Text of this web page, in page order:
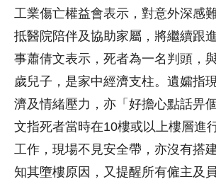
工業傷亡權益會表示，對意外深感
抵醫院陪伴及協助家屬，將繼續跟
事蕭倩文表示，死者為一名判頭，
歲兒子，是家中經濟支柱。遺孀指
濟及情緒壓力，亦「好擔心點話畀
文指死者當時在10樓或以上樓層進
工作，現場不見安全帶，亦沒有搭
知其墮樓原因，又提醒所有僱主及